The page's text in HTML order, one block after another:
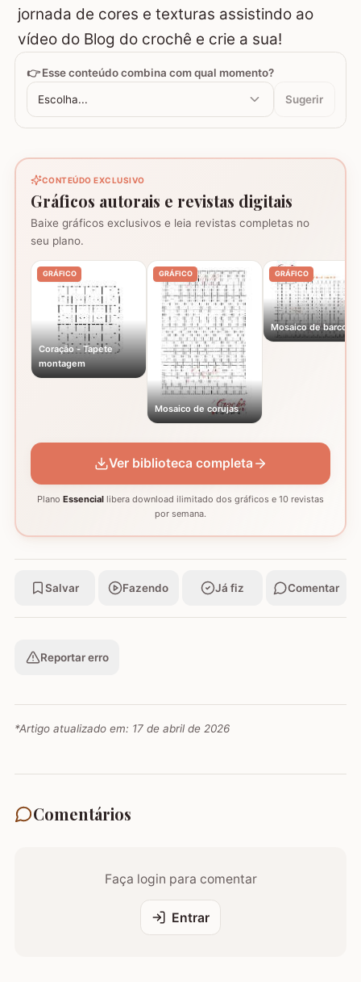
jornada de cores e texturas assistindo ao
vídeo do Blog do crochê e crie a sua!
👉 Esse conteúdo combina com qual momento?
Escolha... Sugerir
CONTEÚDO EXCLUSIVO
Gráficos autorais e revistas digitais
Baixe gráficos exclusivos e leia revistas completas no
seu plano.
GRÁFICO
Coração - Tapete
montagem
GRÁFICO
Mosaico de corujas
GRÁFICO
Mosaico de barcos
Ver biblioteca completa
Plano Essencial libera download ilimitado dos gráficos e 10 revistas
por semana.
Salvar Fazendo Já fiz Comentar
Reportar erro
*Artigo atualizado em: 17 de abril de 2026
Comentários
Faça login para comentar
Entrar